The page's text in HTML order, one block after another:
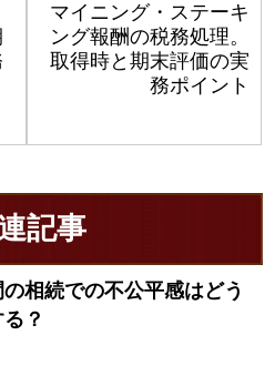
マイニング・ステーキ
ング報酬の税務処理。
取得時と期末評価の実
務ポイント
記事
の相続での不公平感はどう
？